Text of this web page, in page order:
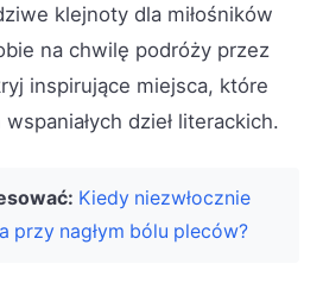
klejnoty dla miłośników
na chwilę podróży przez
inspirujące miejsca, które
wspaniałych dzieł literackich.
Kiedy niezwłocznie
przy nagłym bólu pleców?